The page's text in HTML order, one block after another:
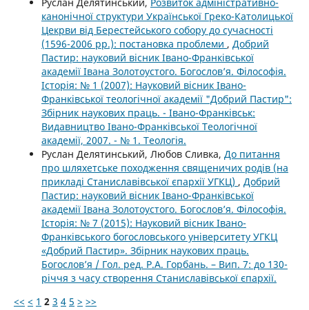
канонічної структури Української Греко-Католицької
Цекрви від Берестейського собору до сучасності
(1596-2006 рр.): постановка проблеми , Добрий
Пастир: науковий вісник Івано-Франківської
академії Івана Золотоустого. Богослов’я. Філософія.
Історія: № 1 (2007): Науковий вісник Івано-
Франківської теологічної академії "Добрий Пастир":
Збірник наукових праць. - Івано-Франківськ:
Видавництво Івано-Франківської Теологічної
академії, 2007. - № 1. Теологія.
Руслан Делятинський, Любов Сливка, До питання
про шляхетське походження священичих родів (на
прикладі Станиславівської єпархії УГКЦ) , Добрий
Пастир: науковий вісник Івано-Франківської
академії Івана Золотоустого. Богослов’я. Філософія.
Історія: № 7 (2015): Науковий вісник Івано-
Франківського богословського університету УГКЦ
«Добрий Пастир». Збірник наукових праць.
Богослов’я / Гол. ред. Р.А. Горбань. – Вип. 7: до 130-
річчя з часу створення Станиславівської єпархії.
<< < 1 2 3 4 5 > >>